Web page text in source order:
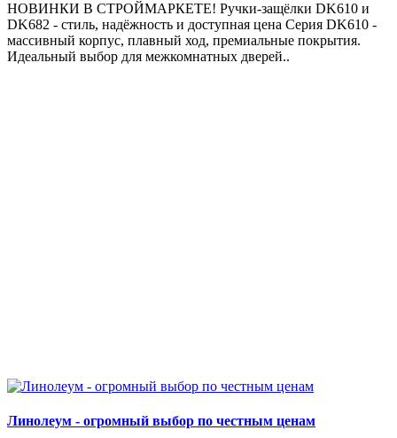
НОВИНКИ В СТРОЙМАРКЕТЕ! Ручки-защёлки DK610 и
DK682 - стиль, надёжность и доступная цена Серия DK610 -
массивный корпус, плавный ход, премиальные покрытия.
Идеальный выбор для межкомнатных дверей..
Линолеум - огромный выбор по честным ценам